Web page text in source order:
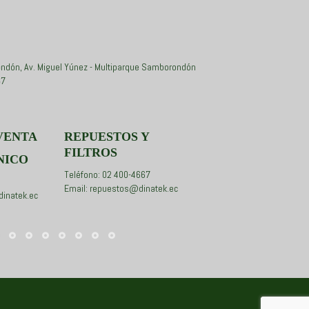
Av. Miguel Yúnez - Multiparque Samborondón
REPUESTOS Y
FILTROS
Teléfono: 02 400-4667
Email: repuestos@dinatek.ec